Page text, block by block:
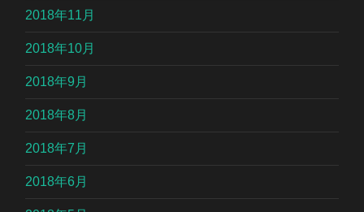
2018年11月
2018年10月
2018年9月
2018年8月
2018年7月
2018年6月